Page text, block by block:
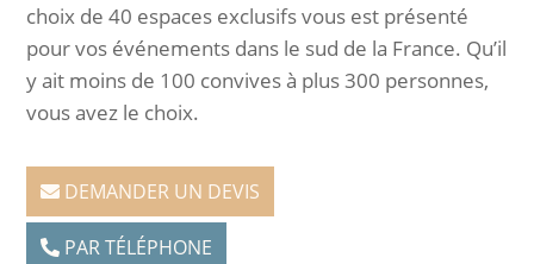
choix de 40 espaces exclusifs vous est présenté
pour vos événements dans le sud de la France. Qu’il
y ait moins de 100 convives à plus 300 personnes,
vous avez le choix.
DEMANDER UN DEVIS
PAR TÉLÉPHONE